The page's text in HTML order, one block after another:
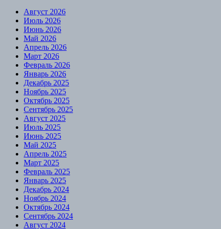
Август 2026
Июль 2026
Июнь 2026
Май 2026
Апрель 2026
Март 2026
Февраль 2026
Январь 2026
Декабрь 2025
Ноябрь 2025
Октябрь 2025
Сентябрь 2025
Август 2025
Июль 2025
Июнь 2025
Май 2025
Апрель 2025
Март 2025
Февраль 2025
Январь 2025
Декабрь 2024
Ноябрь 2024
Октябрь 2024
Сентябрь 2024
Август 2024